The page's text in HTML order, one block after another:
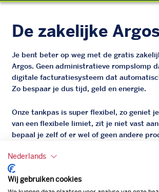
De zakelijke
Je bent beter op weg met de gratis
Argos. Geen administratieve rompslomp
digitale facturatiesysteem dat
Zo bespaar je dus tijd, geld en energie.
Onze tankpas is super flexibel, zo geniet
van een flexibele limiet, zit je niet vast
bepaal je zelf of er wel of geen andere
Bovendien profiteer je altijd van een
korting. Mocht de pompprijs toch lager
natuurlijk de prijs aan de pomp. Zo ben je
Nederlands
Wij gebruiken cookies